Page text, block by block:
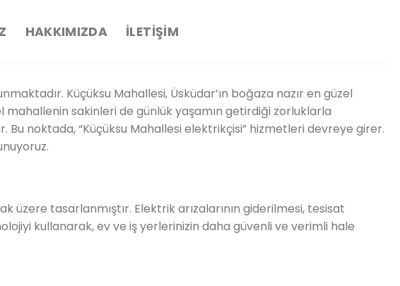
HAKKIMIZDA İLETIŞIM
Küçüksu Mahallesi, Üsküdar’ın boğaza nazır en güzel
sakinleri de günlük yaşamın getirdiği zorluklarla
noktada, “Küçüksu Mahallesi elektrikçisi” hizmetleri devreye girer.
tasarlanmıştır. Elektrik arızalarının giderilmesi, tesisat
kullanarak, ev ve iş yerlerinizin daha güvenli ve verimli hale